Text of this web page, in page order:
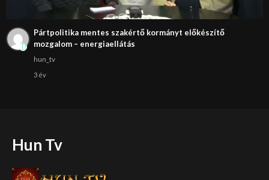
Pártpolitika mentes szakértő kormányt előkészítő
mozgalom – energiaellátás
hun_tv
3 év
Hun Tv